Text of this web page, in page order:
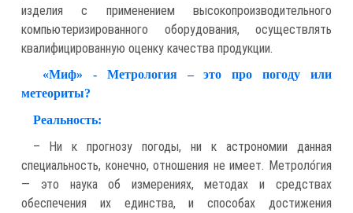
изделия с применением высокопроизводительного
компьютеризированного оборудования, осуществлять
квалифицированную оценку качества продукции.
«Миф» - Метрология – это про погоду или
метеориты?
Реальность:
– Ни к прогнозу погоды, ни к астрономии данная
специальность, конечно, отношения не имеет. Метроло́гия
— это наука об измерениях, методах и средствах
обеспечения их единства, и способах достижения